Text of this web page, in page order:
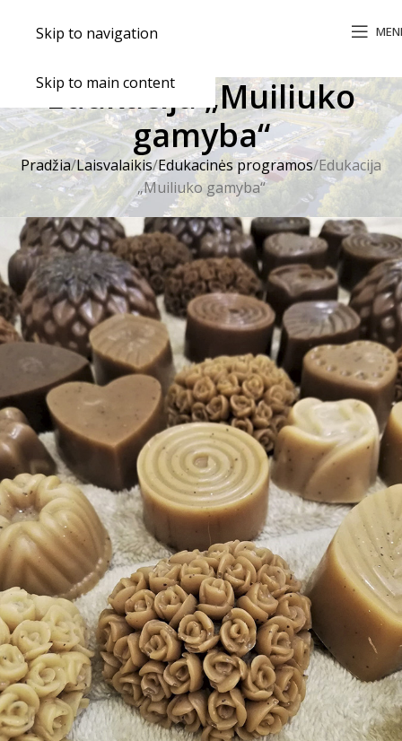
Skip to navigation
Skip to main content
Edukacija „Muiliuko
gamyba“
Pradžia Laisvalaikis Edukacinės programos Edukacija
„Muiliuko gamyba“